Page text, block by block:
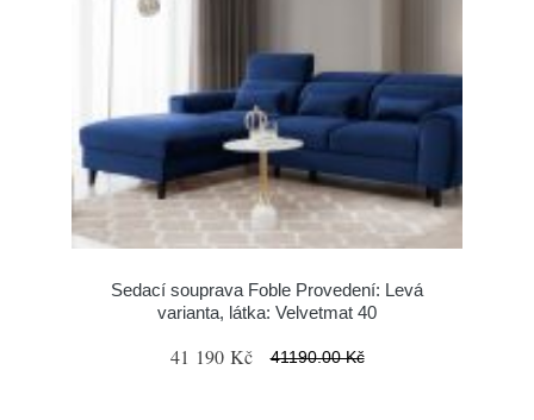
Sedací souprava Foble Provedení: Levá
varianta, látka: Velvetmat 40
41 190 Kč 41190.00 Kč